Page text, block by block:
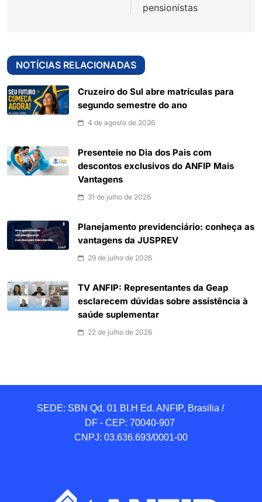
pensionistas
NOTÍCIAS RELACIONADAS
Cruzeiro do Sul abre matrículas para
segundo semestre do ano
4 de agosto de 2026
Presenteie no Dia dos Pais com
descontos exclusivos do ANFIP Mais
Vantagens
31 de julho de 2026
Planejamento previdenciário: conheça as
vantagens da JUSPREV
29 de julho de 2026
TV ANFIP: Representantes da Geap
esclarecem dúvidas sobre assistência à
saúde suplementar
22 de julho de 2026
SEDE: SBN Qd. 01 BI.H Ed. ANFIP, Brasilia /
DF - CEP: 70040-907
CNPJ: 03.636.693/0001-00